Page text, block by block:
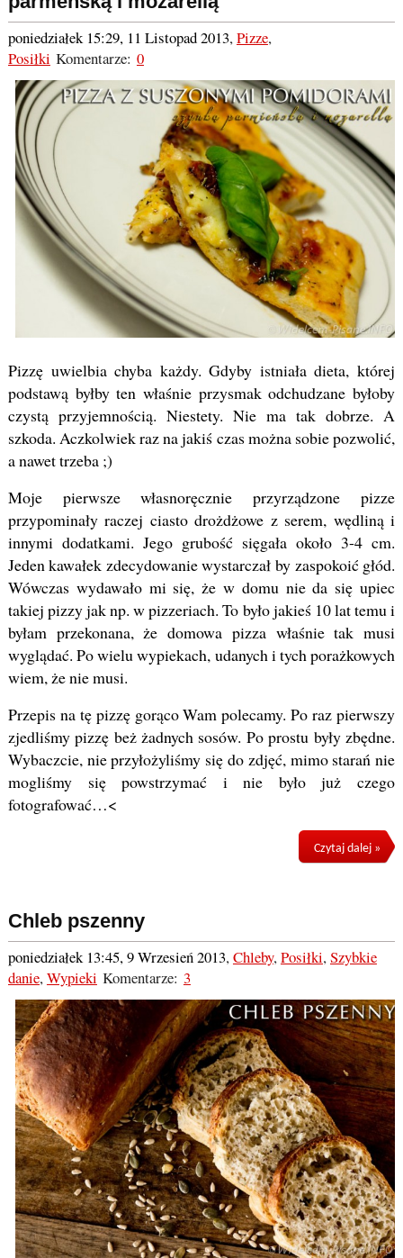
poniedziałek 15:29, 11 Listopad 2013, Pizze,
Posiłki Komentarze: 0
Pizzę uwielbia chyba każdy. Gdyby istniała dieta, której
podstawą byłby ten właśnie przysmak odchudzane byłoby
czystą przyjemnością. Niestety. Nie ma tak dobrze. A
szkoda. Aczkolwiek raz na jakiś czas można sobie pozwolić,
a nawet trzeba ;)
Moje pierwsze własnoręcznie przyrządzone pizze
przypominały raczej ciasto drożdżowe z serem, wędliną i
innymi dodatkami. Jego grubość sięgała około 3-4 cm.
Jeden kawałek zdecydowanie wystarczał by zaspokoić głód.
Wówczas wydawało mi się, że w domu nie da się upiec
takiej pizzy jak np. w pizzeriach. To było jakieś 10 lat temu i
byłam przekonana, że domowa pizza właśnie tak musi
wyglądać. Po wielu wypiekach, udanych i tych porażkowych
wiem, że nie musi.
Przepis na tę pizzę gorąco Wam polecamy. Po raz pierwszy
zjedliśmy pizzę beż żadnych sosów. Po prostu były zbędne.
Wybaczcie, nie przyłożyliśmy się do zdjęć, mimo starań nie
mogliśmy się powstrzymać i nie było już czego
fotografować…<
Czytaj dalej »
Chleb pszenny
poniedziałek 13:45, 9 Wrzesień 2013,Chleby,Posiłki,Szybkie
danie,Wypieki Komentarze: 3